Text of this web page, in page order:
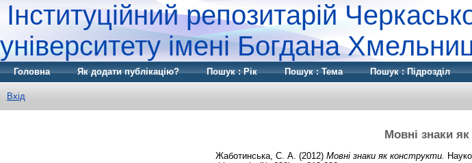
Інституційний репозитарій
університету імені Богдана
Головна Як додати публікацію? Пошук : Рік Пошук : Тема Пошук : Підрозділ
Вхід
Мовні знаки як
Жаботинська, С. А. (2012) Мовні знаки як конструкти.